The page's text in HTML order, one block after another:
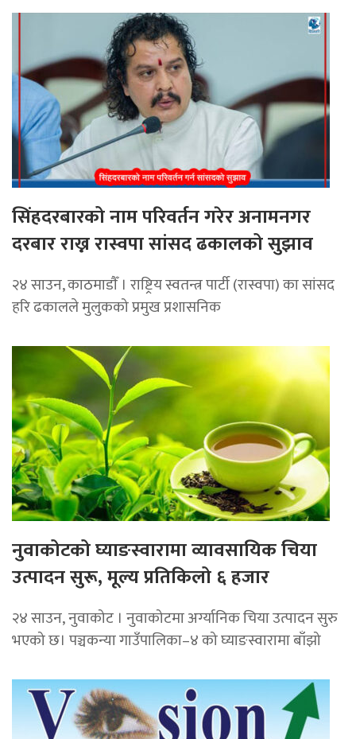
सिंहदरबारको नाम परिवर्तन गरेर अनामनगर
दरबार राख्न रास्वपा सांसद ढकालको सुझाव
२४ साउन, काठमाडाैँ । राष्ट्रिय स्वतन्त्र पार्टी (रास्वपा) का सांसद
हरि ढकालले मुलुकको प्रमुख प्रशासनिक
नुवाकोटको घ्याङस्वारामा व्यावसायिक चिया
उत्पादन सुरू, मूल्य प्रतिकिलो ६ हजार
२४ साउन, नुवाकोट । नुवाकोटमा अर्ग्यानिक चिया उत्पादन सुरु
भएको छ। पञ्चकन्या गाउँपालिका–४ को घ्याङस्वारामा बाँझो